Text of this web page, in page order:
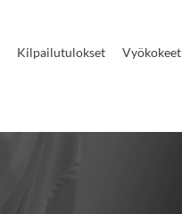
Kilpailutulokset Vyökokeet